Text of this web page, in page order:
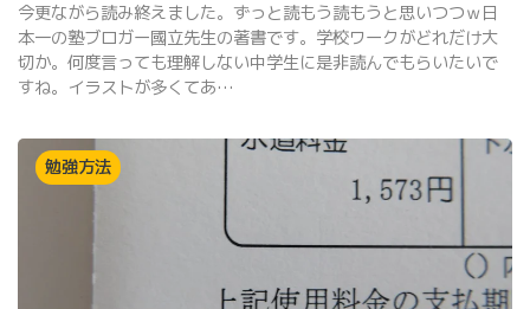
今更ながら読み終えました。ずっと読もう読もうと思いつつｗ日
本一の塾ブロガー國立先生の著書です。学校ワークがどれだけ大
切か。何度言っても理解しない中学生に是非読んでもらいたいで
すね。イラストが多くてあ…
勉強方法